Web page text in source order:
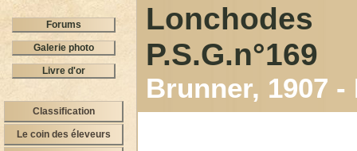
Forums
Galerie photo
Livre d'or
Classification
Le coin des éleveurs
P.S.G.n°169
Brunner, 1907 -